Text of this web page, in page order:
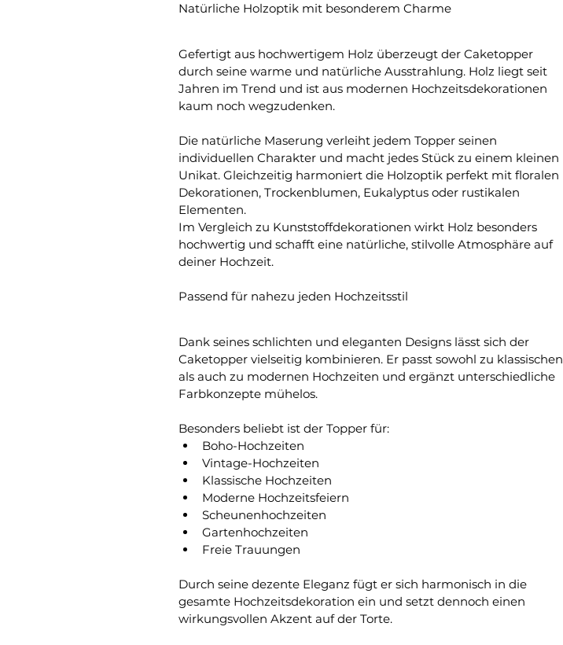
Natürliche Holzoptik mit besonderem Charme
Gefertigt aus hochwertigem Holz überzeugt der Caketopper
durch seine warme und natürliche Ausstrahlung. Holz liegt seit
Jahren im Trend und ist aus modernen Hochzeitsdekorationen
kaum noch wegzudenken.
Die natürliche Maserung verleiht jedem Topper seinen
individuellen Charakter und macht jedes Stück zu einem kleinen
Unikat. Gleichzeitig harmoniert die Holzoptik perfekt mit floralen
Dekorationen, Trockenblumen, Eukalyptus oder rustikalen
Elementen.
Im Vergleich zu Kunststoffdekorationen wirkt Holz besonders
hochwertig und schafft eine natürliche, stilvolle Atmosphäre auf
deiner Hochzeit.
Passend für nahezu jeden Hochzeitsstil
Dank seines schlichten und eleganten Designs lässt sich der
Caketopper vielseitig kombinieren. Er passt sowohl zu klassischen
als auch zu modernen Hochzeiten und ergänzt unterschiedliche
Farbkonzepte mühelos.
Besonders beliebt ist der Topper für:
Boho-Hochzeiten
Vintage-Hochzeiten
Klassische Hochzeiten
Moderne Hochzeitsfeiern
Scheunenhochzeiten
Gartenhochzeiten
Freie Trauungen
Durch seine dezente Eleganz fügt er sich harmonisch in die
gesamte Hochzeitsdekoration ein und setzt dennoch einen
wirkungsvollen Akzent auf der Torte.